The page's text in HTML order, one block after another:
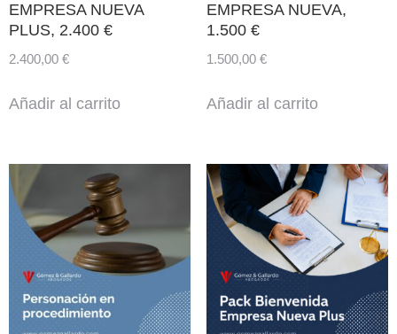
EMPRESA NUEVA
PLUS, 2.400 €
2.400,00 €
Añadir al carrito
EMPRESA NUEVA,
1.500 €
1.500,00 €
Añadir al carrito